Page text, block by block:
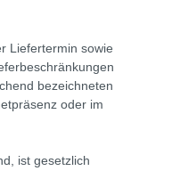
Liefertermin sowie
bezeichneten
oder im
ist gesetzlich